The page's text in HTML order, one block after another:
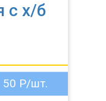
с х/б
50 Р/шт.